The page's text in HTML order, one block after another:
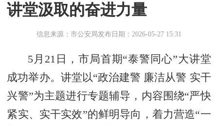
讲堂汲取的奋进力量
信息来源：市公安局发布日期：2026-05-27 15:31
5月21日，市局首期“泰警同心”大讲堂
成功举办。讲堂以“政治建警 廉洁从警 实干
兴警”为主题进行专题辅导，内容围绕“严快
紧实、实干实效”的鲜明导向，着力营造“一